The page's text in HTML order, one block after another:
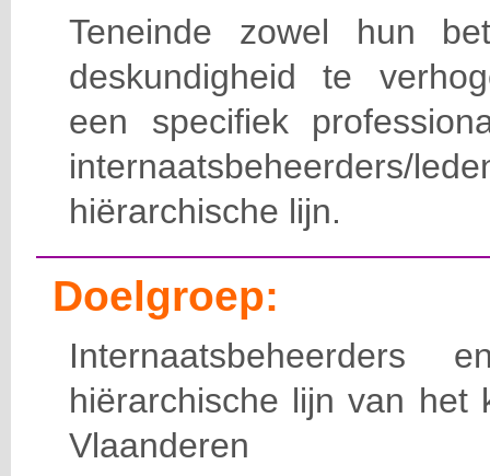
Teneinde zowel hun
deskundigheid te
een specifiek
hiërarchische lijn.
Doelgroep:
hiërarchische lijn van het
Vlaanderen